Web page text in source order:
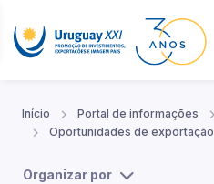
Início Portal de informações
Oportunidades de exportação
Organizar por